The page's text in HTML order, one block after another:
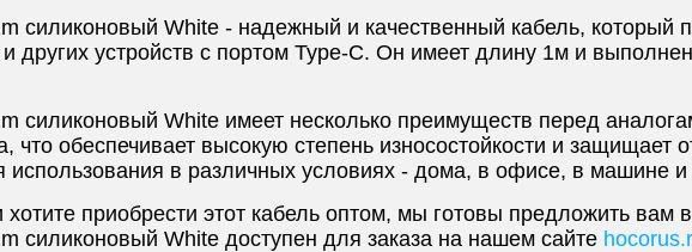
силиконовый White - надежный и качественный кабель, который
устройств с портом Type-C. Он имеет длину 1м и
силиконовый White имеет несколько преимуществ перед
что обеспечивает высокую степень износостойкости и защищает
в различных условиях - дома, в офисе, в машине и
приобрести этот кабель оптом, мы готовы предложить вам
силиконовый White доступен для заказа на нашем сайте